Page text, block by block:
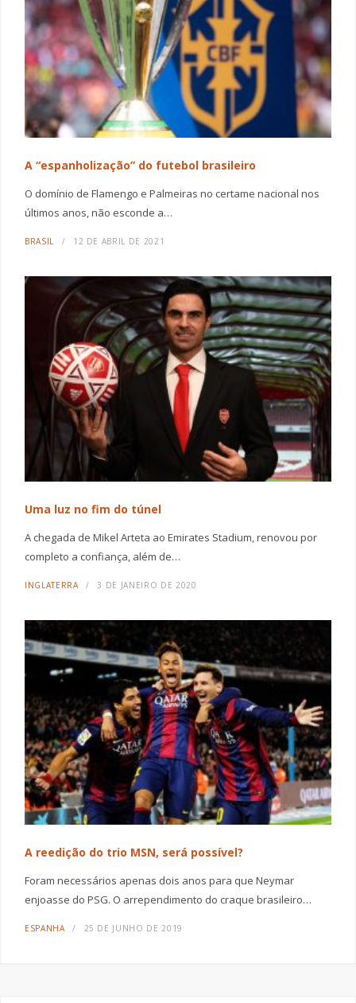
A “espanholização” do futebol brasileiro
O domínio de Flamengo e Palmeiras no certame nacional nos
últimos anos, não esconde a…
BRASIL 12 DE ABRIL DE 2021
Uma luz no fim do túnel
A chegada de Mikel Arteta ao Emirates Stadium, renovou por
completo a confiança, além de…
INGLATERRA 3 DE JANEIRO DE 2020
A reedição do trio MSN, será possível?
Foram necessários apenas dois anos para que Neymar
enjoasse do PSG. O arrependimento do craque brasileiro…
ESPANHA 25 DE JUNHO DE 2019